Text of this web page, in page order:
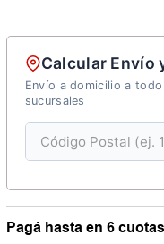
Calcular Envío
Envío a domicilio a
sucursales
Pagá hasta en 6